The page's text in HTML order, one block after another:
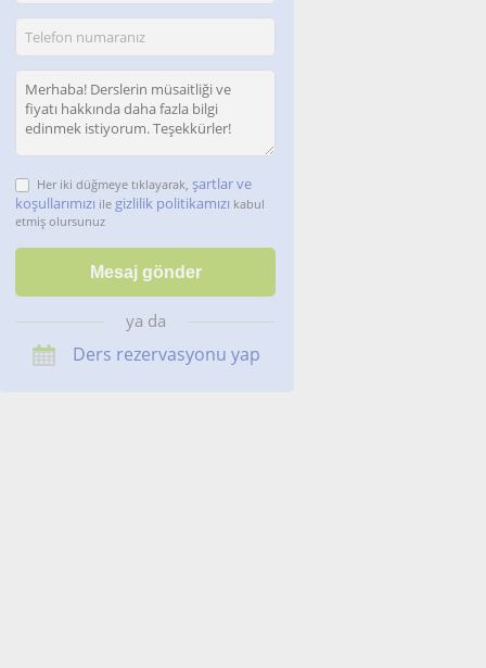
Her iki düğmeye tıklayarak, şartlar ve
koşullarımızı ile gizlilik politikamızı kabul
etmiş olursunuz
ya da
Ders rezervasyonu yap